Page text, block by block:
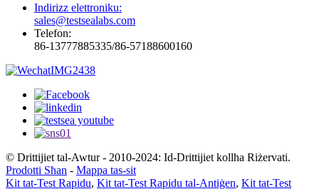
Indirizz elettroniku:
sales@testsealabs.com
Telefon:
86-13777885335/86-57188600160
© Drittijiet tal-Awtur - 2010-2024: Id-Drittijiet kollha Riżervati.
Prodotti Sħan - Mappa tas-sit
Kit tat-Test Rapidu, Kit tat-Test Rapidu tal-Antiġen, Kit tat-Test